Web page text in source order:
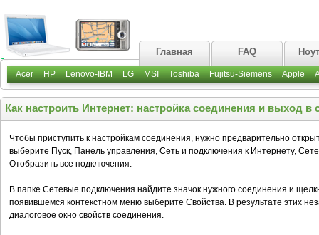
Главная FAQ
Acer HP Lenovo-IBM LG MSI Toshiba Fujitsu-Siemens Apple
Как настроить Интернет: настройка соединения и выход в
Чтобы приступить к настройкам соединения, нужно предварительно
выберите Пуск, Панель управления, Сеть и подключения к Интернету,
Отобразить все подключения.
В папке Сетевые подключения найдите значок нужного соединения и
появившемся контекстном меню выберите Свойства. В результате этих
диалоговое окно свойств соединения.